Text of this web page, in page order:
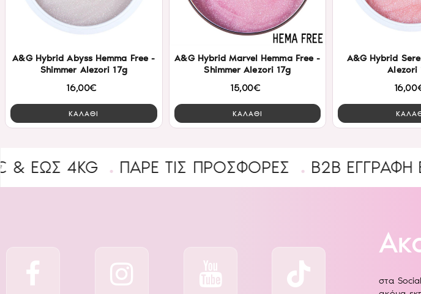
A&G Hybrid Abyss Hemma Free -
Shimmer Alezori 17g
16,00€
ΚΑΛΑΘΙ
A&G Hybrid Marvel Hemma Free -
Shimmer Alezori 17g
15,00€
ΚΑΛΑΘΙ
A&G Hybrid
Alezori
ΠΑΡΕ ΤΙΣ ΠΡΟΣΦΟΡΕΣ B2B ΕΓΓΡΑΦΉ
στα